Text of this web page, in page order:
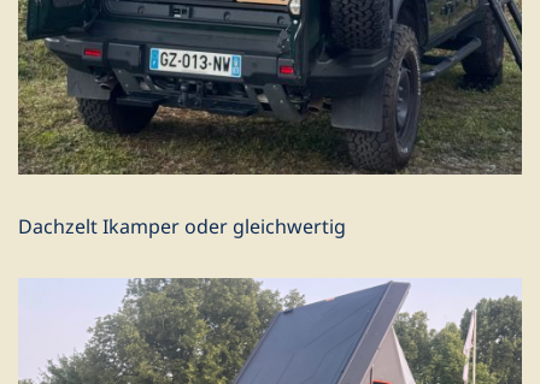
Dachzelt Ikamper oder gleichwertig